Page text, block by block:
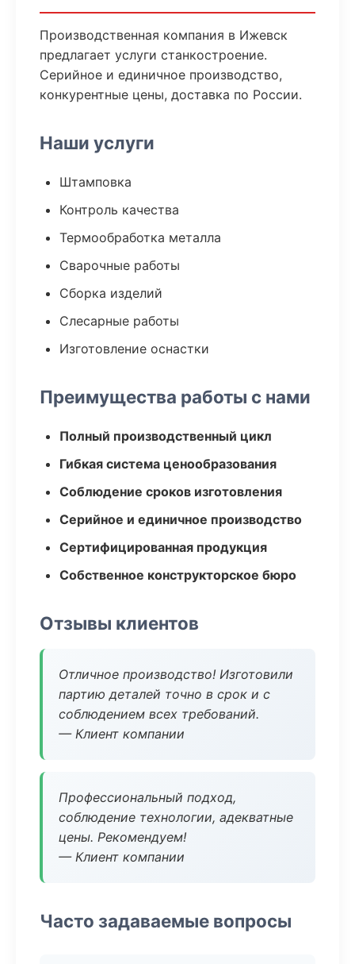
Производственная компания в Ижевск
предлагает услуги станкостроение.
Серийное и единичное производство,
конкурентные цены, доставка по России.
Наши услуги
Штамповка
Контроль качества
Термообработка металла
Сварочные работы
Сборка изделий
Слесарные работы
Изготовление оснастки
Преимущества работы с нами
Полный производственный цикл
Гибкая система ценообразования
Соблюдение сроков изготовления
Серийное и единичное производство
Сертифицированная продукция
Собственное конструкторское бюро
Отзывы клиентов
Отличное производство! Изготовили
партию деталей точно в срок и с
соблюдением всех требований.
— Клиент компании
Профессиональный подход,
соблюдение технологии, адекватные
цены. Рекомендуем!
— Клиент компании
Часто задаваемые вопросы